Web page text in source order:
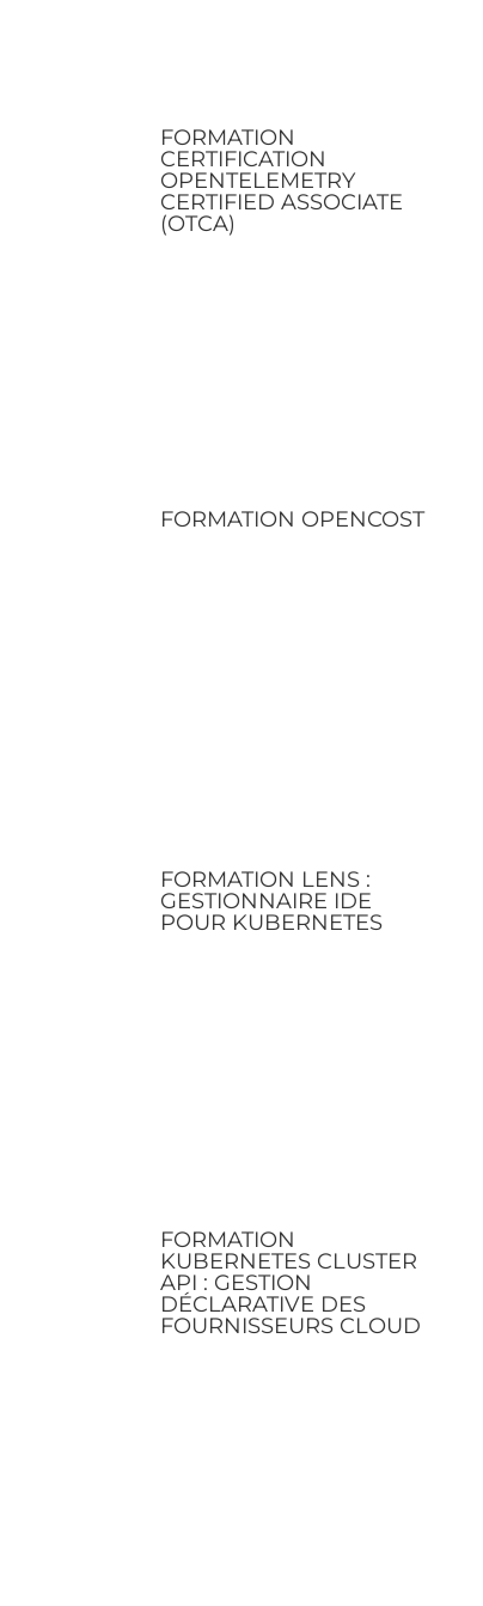
FORMATION
CERTIFICATION
OPENTELEMETRY
CERTIFIED ASSOCIATE
(OTCA)
FORMATION OPENCOST
FORMATION LENS :
GESTIONNAIRE IDE
POUR KUBERNETES
FORMATION
KUBERNETES CLUSTER
API : GESTION
DÉCLARATIVE DES
FOURNISSEURS CLOUD